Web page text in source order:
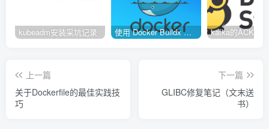
kubeadm安装采坑记录 使用 Docker Buildx 构建多种系统架构镜像
上一篇
关于Dockerfile的最佳实践技
巧
下一篇
GLIBC修复笔记（文末送
书）